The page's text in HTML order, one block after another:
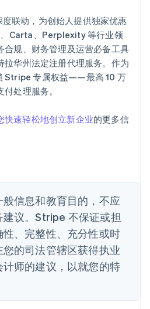
度联动，为创始人提供独家优惠
Carta、Perplexity 等行业领
合规、财务管理及运营必备工具
拉华州法定注册代理服务。作为
Stripe 专属权益——最高 10 万
处理服务。
快速轻松地创立新企业的更多信
信息和教育目的，不应
议。Stripe 不保证或担
、完整性、充分性或时
的司法管辖区获得执业
师的建议，以就您的特